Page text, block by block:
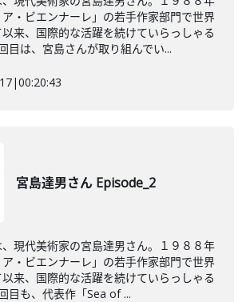
・ビエンナーレ」の若手作家部門で世界
来、国際的な活躍を続けていらっしゃる
目は、宮島さんが取り組んでい...
|00:20:43
宮島達男さん Episode_2
現代美術家の宮島達男さん。１９８８年
・ビエンナーレ」の若手作家部門で世界
来、国際的な活躍を続けていらっしゃる
目も、代表作「Sea of ...